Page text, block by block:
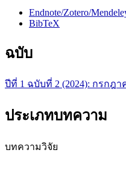
Endnote/Zotero/
BibTeX
ฉบับ
ปีที่ 1 ฉบับที่ 2 (2024): กรกฎ
ประเภทบทความ
บทความวิจัย